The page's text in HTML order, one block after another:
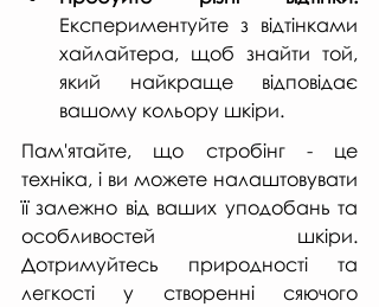
Експериментуйте з відтінками
хайлайтера, щоб знайти той,
який найкраще відповідає
вашому кольору шкіри.
Пам'ятайте, що стробінг - це
техніка, і ви можете налаштовувати
її залежно від ваших уподобань та
особливостей шкіри.
Дотримуйтесь природності та
легкості у створенні сяючого